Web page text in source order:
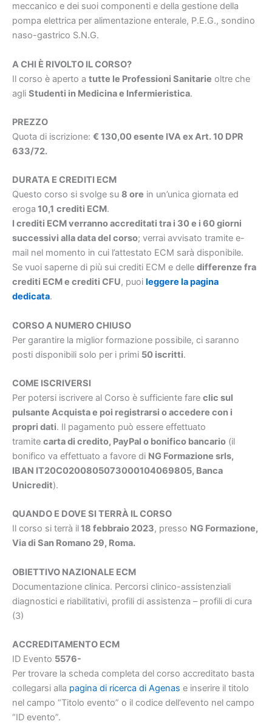
meccanico e dei suoi componenti e della gestione della
pompa elettrica per alimentazione enterale, P.E.G., sondino
naso-gastrico S.N.G.
A CHI È RIVOLTO IL CORSO?
Il corso è aperto a tutte le Professioni Sanitarie oltre che
agli Studenti in Medicina e Infermieristica.
PREZZO
Quota di iscrizione: € 130,00 esente IVA ex Art. 10 DPR
633/72.
DURATA E CREDITI ECM
Questo corso si svolge su 8 ore in un’unica giornata ed
eroga 10,1 crediti ECM.
I crediti ECM verranno accreditati tra i 30 e i 60 giorni
successivi alla data del corso; verrai avvisato tramite e-
mail nel momento in cui l’attestato ECM sarà disponibile.
Se vuoi saperne di più sui crediti ECM e delle differenze fra
crediti ECM e crediti CFU, puoi leggere la pagina
dedicata.
CORSO A NUMERO CHIUSO
Per garantire la miglior formazione possibile, ci saranno
posti disponibili solo per i primi 50 iscritti.
COME ISCRIVERSI
Per potersi iscrivere al Corso è sufficiente fare clic sul
pulsante Acquista e poi registrarsi o accedere con i
propri dati. Il pagamento può essere effettuato
tramite carta di credito, PayPal o bonifico bancario (il
bonifico va effettuato a favore di NG Formazione srls,
IBAN IT20C0200805073000104069805, Banca
Unicredit).
QUANDO E DOVE SI TERRÀ IL CORSO
Il corso si terrà il 18 febbraio 2023, presso NG Formazione,
Via di San Romano 29, Roma.
OBIETTIVO NAZIONALE ECM
Documentazione clinica. Percorsi clinico-assistenziali
diagnostici e riabilitativi, profili di assistenza – profili di cura
(3)
ACCREDITAMENTO ECM
ID Evento 5576-
Per trovare la scheda completa del corso accreditato basta
collegarsi alla pagina di ricerca di Agenas e inserire il titolo
nel campo “Titolo evento” o il codice dell’evento nel campo
“ID evento”.